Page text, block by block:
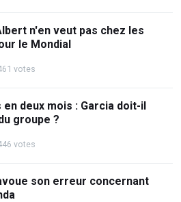
n'en veut pas chez les
le Mondial
votes
en deux mois : Garcia doit-il
groupe ?
votes
son erreur concernant